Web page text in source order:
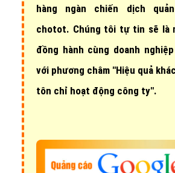
hàng ngàn chiến dịch
chotot. Chúng tôi tự tin sẽ là
đồng hành cùng doanh
với phương châm "Hiệu quả
tôn chỉ hoạt động công ty".